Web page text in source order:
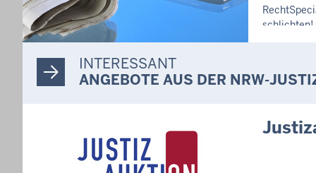
schlichten!
häusliche
INTERESSANT
ANGEBOTE AUS DER NRW-